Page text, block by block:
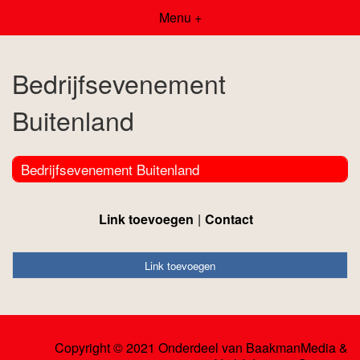
Menu +
Bedrijfsevenement
Buitenland
Bedrijfsevenement Buitenland
Link toevoegen Contact
Link toevoegen
Copyright © 2021 Onderdeel van BaakmanMedia&